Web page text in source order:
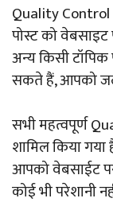
Quality
पोस्ट को
अन्य किसी
सकते हैं, आपको जल्द
सभी महत्वपूर्ण
शामिल किया गया
आपको वेबसाईट
कोई भी परेशानी